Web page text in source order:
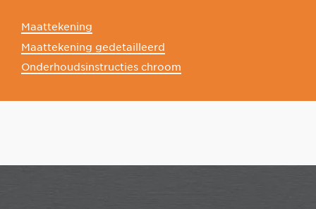
Maattekening
Maattekening gedetailleerd
Onderhoudsinstructies chroom